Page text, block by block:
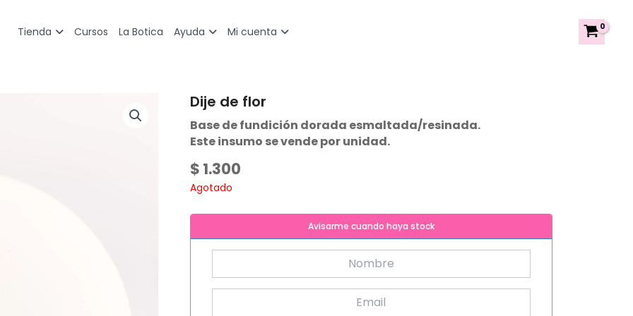
Tienda Cursos La Botica Ayuda Mi cuenta
Dije de flor
Base de fundición dorada esmaltada/resinada.
Este insumo se vende por unidad.
$ 1.300
Agotado
Avisarme cuando haya stock